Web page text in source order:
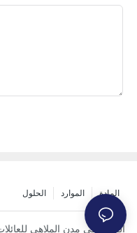
المادة الموارد الحلول
الدليل الشاملالقطار في مدن الملاهي